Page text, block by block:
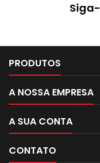
PRODUTOS
A NOSSA EMPRESA
A SUA CONTA
CONTATO